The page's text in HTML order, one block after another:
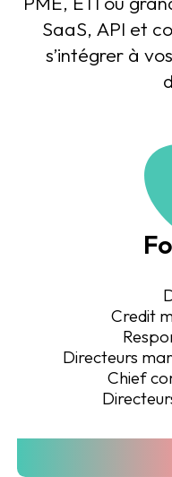
SaaS, API et
s’intégrer à
Credit
Directeurs
Chief